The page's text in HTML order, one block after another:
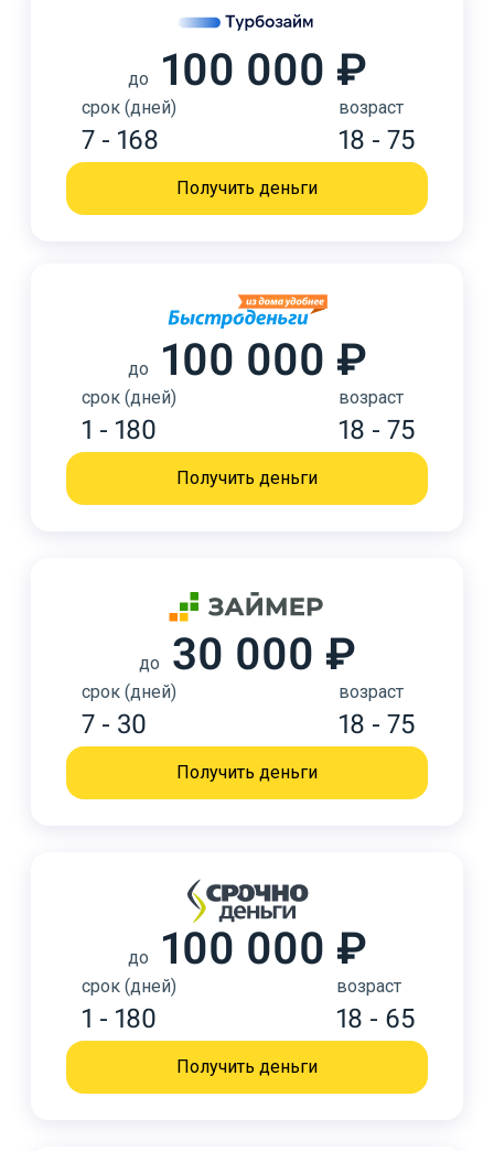
до 100 000 ₽
срок (дней)
7 - 168
возраст
18 - 75
Получить деньги
до 100 000 ₽
срок (дней)
1 - 180
возраст
18 - 75
Получить деньги
до 30 000 ₽
срок (дней)
7 - 30
возраст
18 - 75
Получить деньги
до 100 000 ₽
срок (дней)
1 - 180
возраст
18 - 65
Получить деньги